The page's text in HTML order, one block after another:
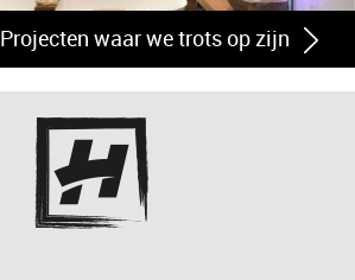
Projecten waar we trots op zijn